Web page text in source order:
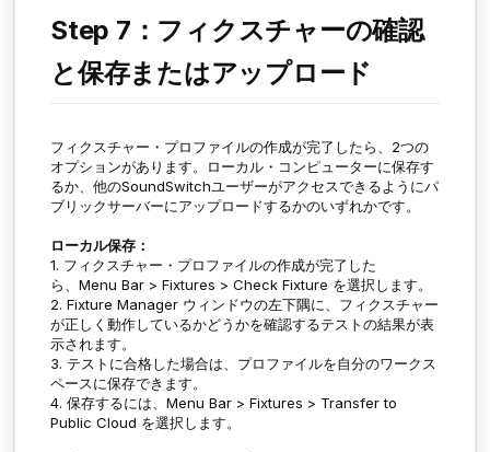
Step 7：フィクスチャーの確認
と保存またはアップロード
フィクスチャー・プロファイルの作成が完了したら、2つの
オプションがあります。ローカル・コンピューターに保存す
るか、他のSoundSwitchユーザーがアクセスできるようにパ
ブリックサーバーにアップロードするかのいずれかです。
ローカル保存：
1. フィクスチャー・プロファイルの作成が完了した
ら、 Menu Bar > Fixtures > Check Fixture を選択します。
2. Fixture Manager ウィンドウの左下隅に、フィクスチャー
が正しく動作しているかどうかを確認するテストの結果が表
示されます。
3. テストに合格した場合は、プロファイルを自分のワークス
ペースに保存できます。
4. 保存するには、 Menu Bar > Fixtures > Transfer to
Public Cloud を選択します。